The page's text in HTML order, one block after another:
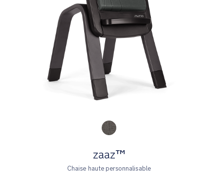
zaaz™
Chaise haute personnalisable